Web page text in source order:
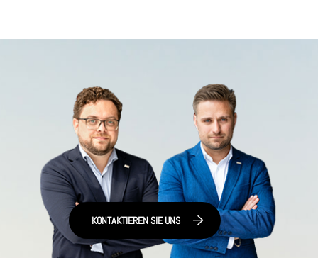
KONTAKTIEREN SIE UNS